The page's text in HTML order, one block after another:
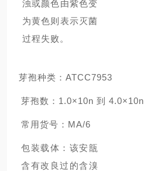
浊或颜色由紫色变
为黄色则表示灭菌
过程失败。
芽孢种类： ATCC7953
芽孢数：1.0×10n 到 4.0×10n
常用货号：MA/6
包装载体：该安瓿
含有改良过的含溴